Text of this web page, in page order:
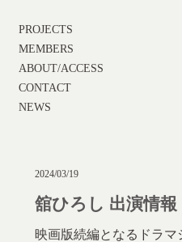
PROJECTS
MEMBERS
ABOUT/ACCESS
CONTACT
NEWS
2024/03/19
舘ひろし 出演情報
映画版続編となるドラマ